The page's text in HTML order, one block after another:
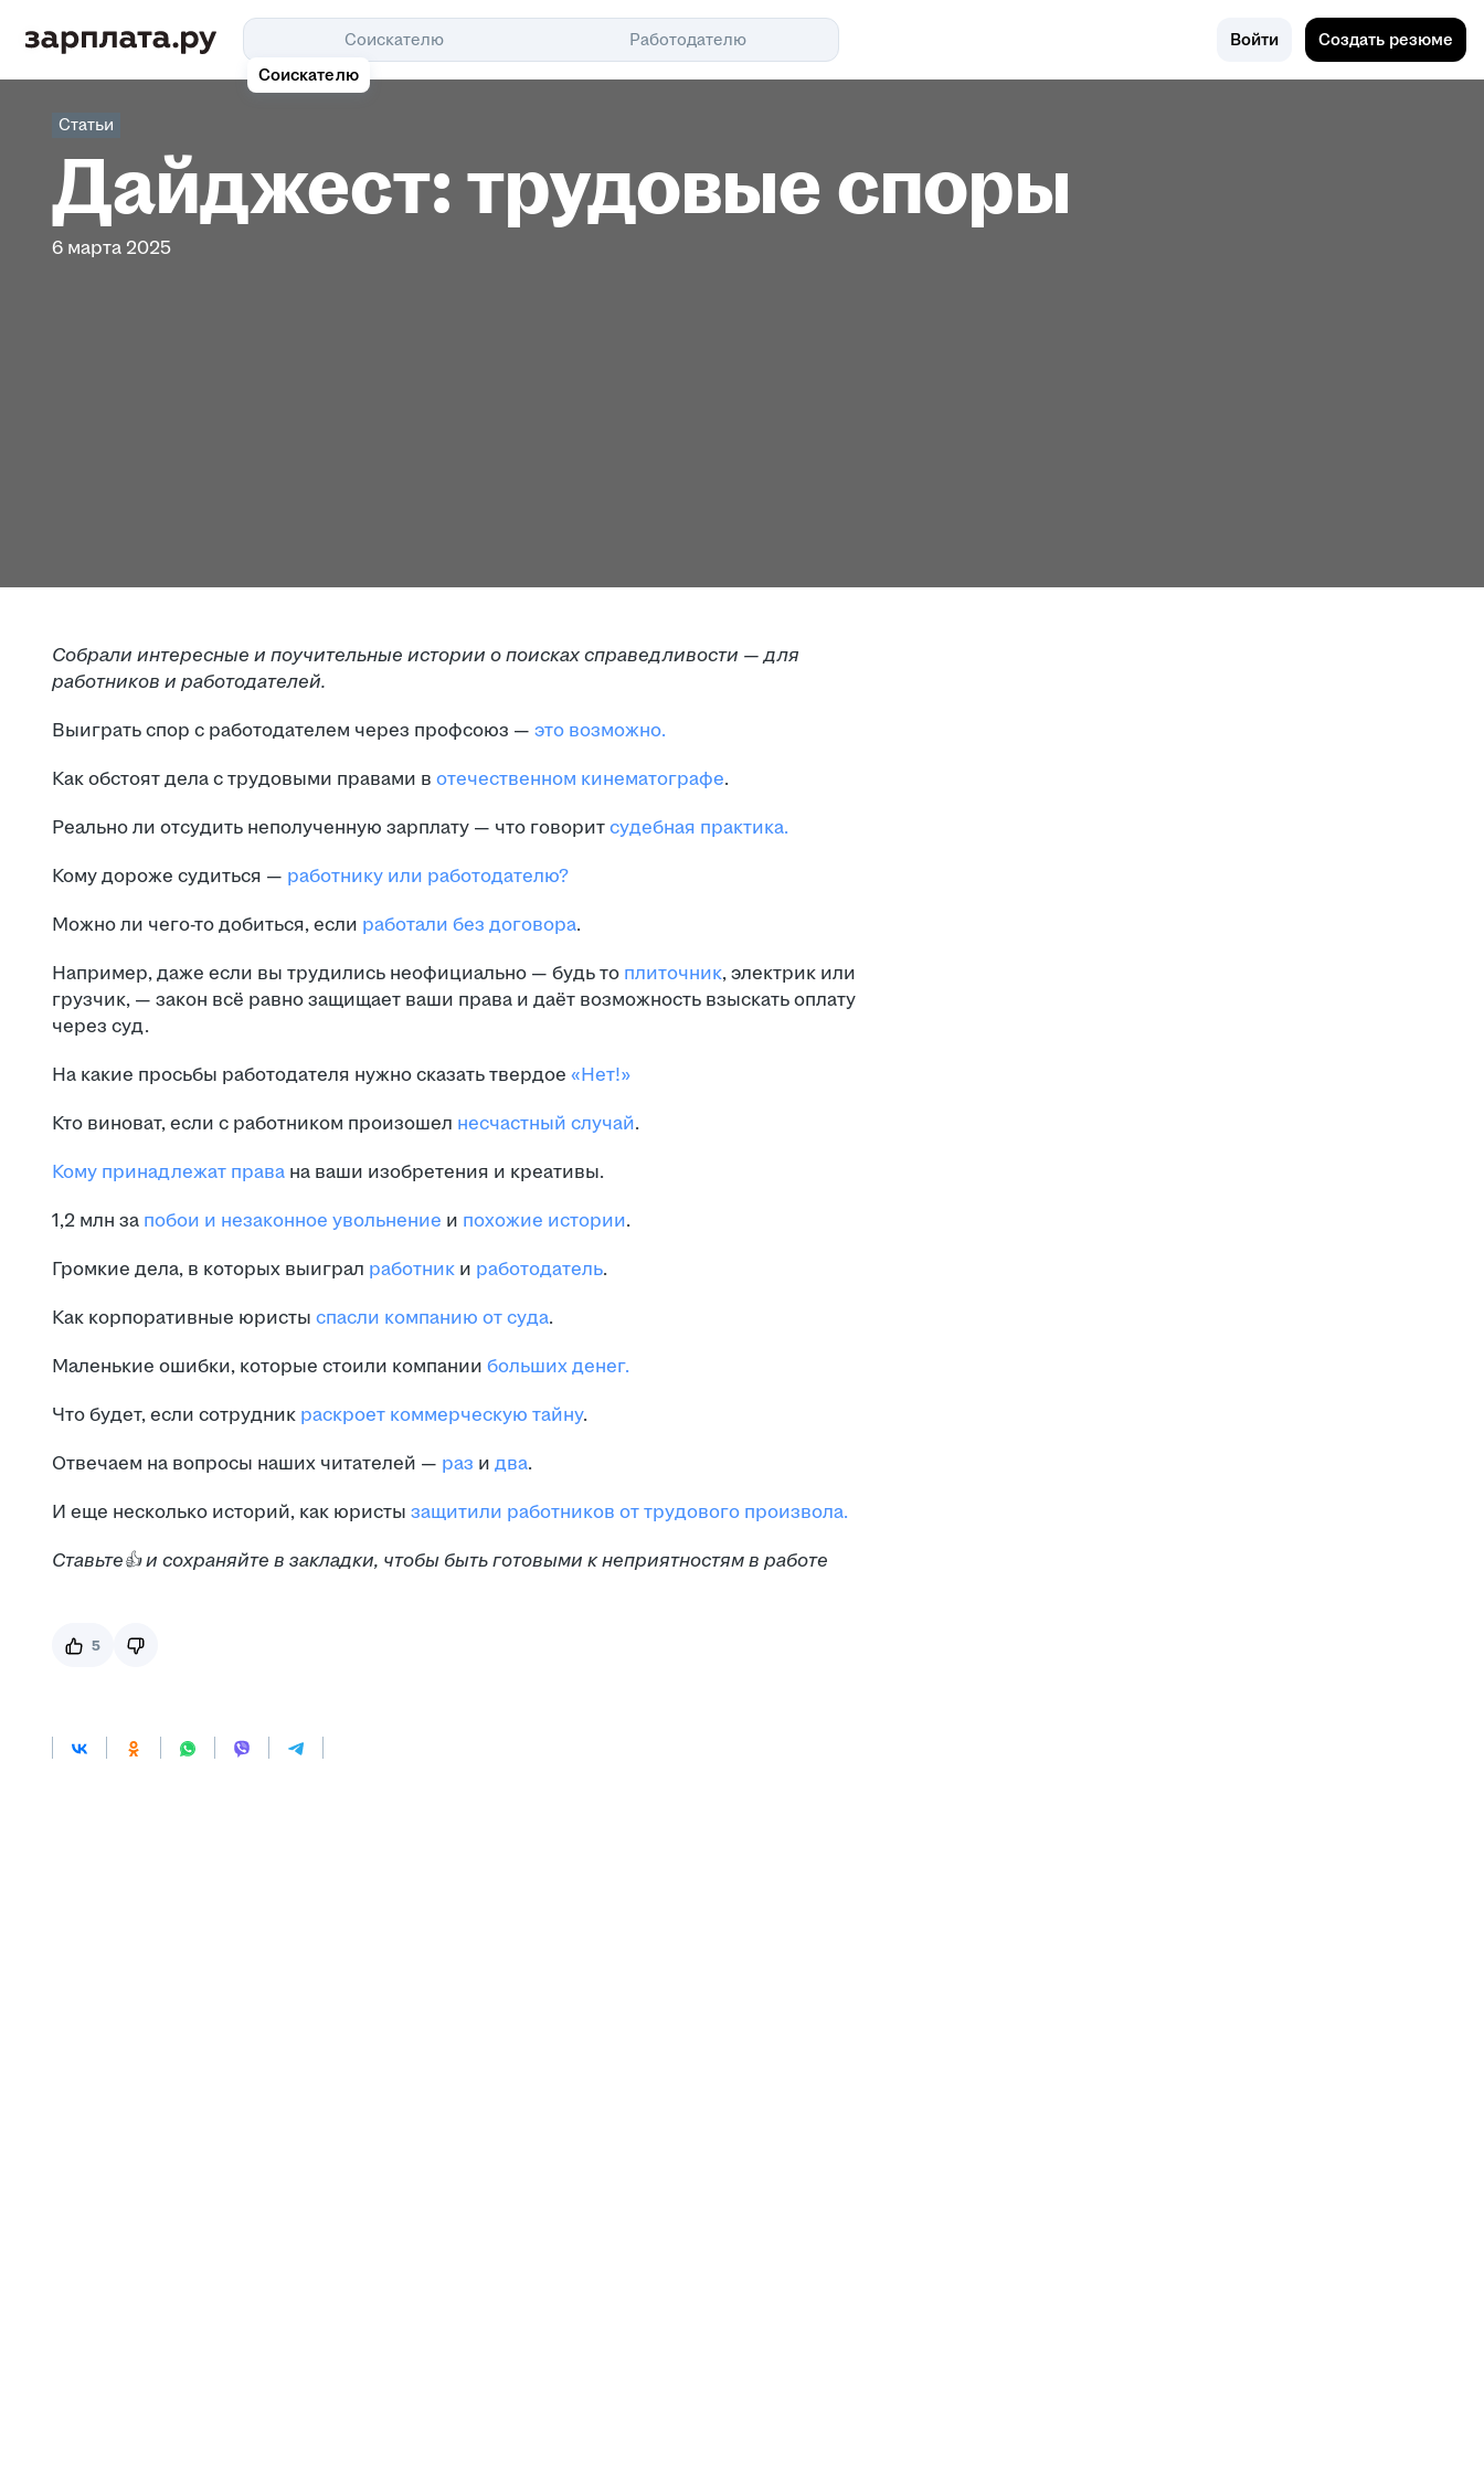
Соискателю
Соискателю
Работодателю Войти Создать резюме
Статьи
Дайджест: трудовые споры
6 марта 2025
Собрали интересные и поучительные истории о поисках справедливости — для
работников и работодателей.
Выиграть спор с работодателем через профсоюз — это возможно.
Как обстоят дела с трудовыми правами в отечественном кинематографе.
Реально ли отсудить неполученную зарплату — что говорит судебная практика.
Кому дороже судиться — работнику или работодателю?
Можно ли чего-то добиться, если работали без договора.
Например, даже если вы трудились неофициально — будь то плиточник, электрик или
грузчик, — закон всё равно защищает ваши права и даёт возможность взыскать оплату
через суд.
На какие просьбы работодателя нужно сказать твердое «Нет!»
Кто виноват, если с работником произошел несчастный случай.
Кому принадлежат права на ваши изобретения и креативы.
1,2 млн за побои и незаконное увольнение и похожие истории.
Громкие дела, в которых выиграл работник и работодатель.
Как корпоративные юристы спасли компанию от суда.
Маленькие ошибки, которые стоили компании больших денег.
Что будет, если сотрудник раскроет коммерческую тайну.
Отвечаем на вопросы наших читателей — раз и два.
И еще несколько историй, как юристы защитили работников от трудового произвола.
Ставьте👍 и сохраняйте в закладки, чтобы быть готовыми к неприятностям в работе
5